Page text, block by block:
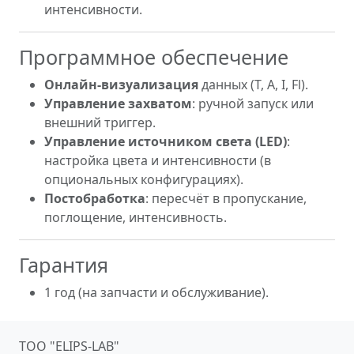
интенсивности.
Программное обеспечение
Онлайн-визуализацияданных (T, A, I, Fl).
Управление захватом: ручной запуск или
внешний триггер.
Управление источником света (LED):
настройка цвета и интенсивности (в
опциональных конфигурациях).
Постобработка: пересчёт в пропускание,
поглощение, интенсивность.
Гарантия
1 год (на запчасти и обслуживание).
ТОО "ELIPS-LAB"